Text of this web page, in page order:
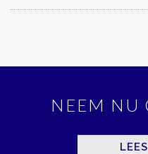
NEEM NU